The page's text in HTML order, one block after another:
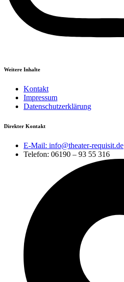
Weitere Inhalte
Kontakt
Impressum
Datenschutzerklärung
Direkter Kontakt
E-Mail: info@theater-requisit.de
Telefon: 06190 – 93 55 316